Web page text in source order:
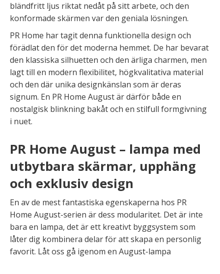
bländfritt ljus riktat nedåt på sitt arbete, och den
konformade skärmen var den geniala lösningen.
PR Home har tagit denna funktionella design och
förädlat den för det moderna hemmet. De har bevarat
den klassiska silhuetten och den ärliga charmen, men
lagt till en modern flexibilitet, högkvalitativa material
och den där unika designkänslan som är deras
signum. En PR Home August är därför både en
nostalgisk blinkning bakåt och en stilfull formgivning
i nuet.
PR Home August – lampa med
utbytbara skärmar, upphäng
och exklusiv design
En av de mest fantastiska egenskaperna hos PR
Home August-serien är dess modularitet. Det är inte
bara en lampa, det är ett kreativt byggsystem som
låter dig kombinera delar för att skapa en personlig
favorit. Låt oss gå igenom en August-lampa